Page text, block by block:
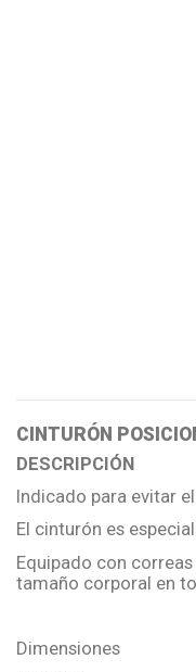
CINTURÓN
DESCRIPCIÓN
Indicado para evitar
El cinturón es
Equipado con
tamaño corporal en
Dimensiones